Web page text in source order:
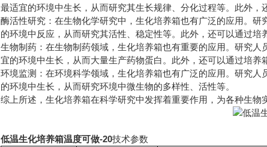
最适宜的环境中生长，从而研究其生长规律、分化过程等。此外
酶活性研究：在生物化学研究中，生化培养箱也有广泛的应用。
的环境中反应，从而研究其活性、稳定性等。此外，还可以通过培
生物制药：在生物制药领域，生化培养箱也有重要的应用。研究
宜的环境中生长，从而大量生产药物蛋白。此外，还可以通过培养
环境监测：在环境科学领域，生化培养箱也有广泛的应用。研究
的环境中生长，从而研究环境中微生物的多样性、活性等。
综上所述，生化培养箱在科学研究中发挥着重要作用，为各种生物
低温生化培养箱温度可做-20技术参数